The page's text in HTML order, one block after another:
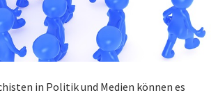
in Politik und Medien können es